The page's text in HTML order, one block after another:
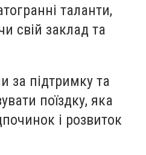
таланти,
свій заклад та
за підтримку та
поїздку, яка
і розвиток